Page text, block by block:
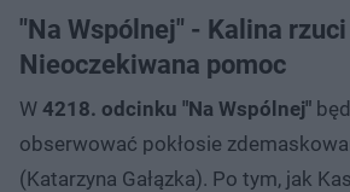
"Na Wspólnej" - Kalina
Nieoczekiwana pomoc
W 4218. odcinku "Na Wspólnej"
obserwować pokłosie
(Katarzyna Gałązka). Po tym, jak